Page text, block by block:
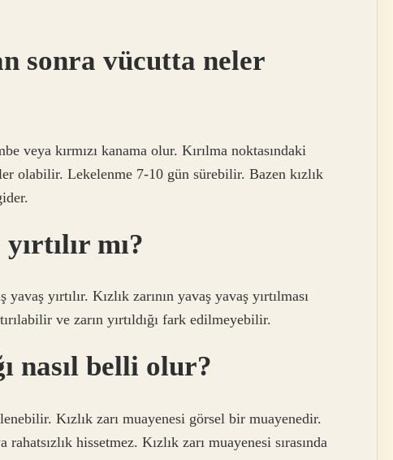
sonra vücutta neler
veya kırmızı kanama olur. Kırılma noktasındaki
olabilir. Lekelenme 7-10 gün sürebilir. Bazen kızlık
mı?
yırtılır. Kızlık zarının yavaş yavaş yırtılması
ve zarın yırtıldığı fark edilmeyebilir.
nasıl belli olur?
Kızlık zarı muayenesi görsel bir muayenedir.
hissetmez. Kızlık zarı muayenesi sırasında